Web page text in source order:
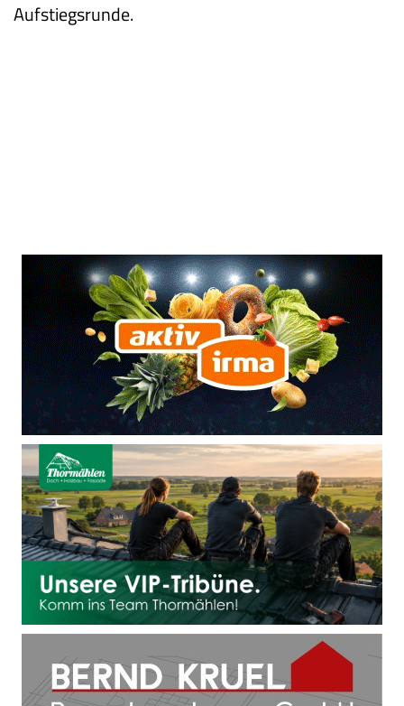
Aufstiegsrunde.